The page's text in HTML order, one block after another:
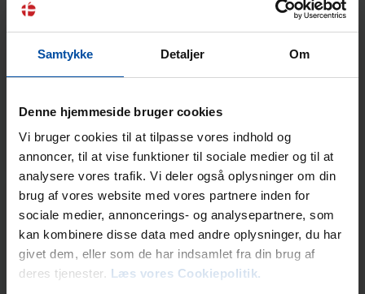
Samtykke Detaljer Om
Denne hjemmeside bruger cookies
Vi bruger cookies til at tilpasse vores indhold og
annoncer, til at vise funktioner til sociale medier og til at
analysere vores trafik. Vi deler også oplysninger om din
brug af vores website med vores partnere inden for
sociale medier, annoncerings- og analysepartnere, som
kan kombinere disse data med andre oplysninger, du har
givet dem, eller som de har indsamlet fra din brug af
deres tjenester. Læs vores Cookiepolitik.
Gjerrild Nordstrand og Kattegat
Ebeltoft